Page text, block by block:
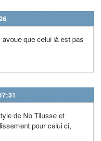
que celui là est pas
de No Tilusse et
pour celui ci,